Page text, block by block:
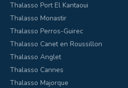
Thalasso Port El Kantaoui
Thalasso Monastir
Thalasso Perros-Guirec
Thalasso Canet en Roussillon
Thalasso Anglet
Thalasso Cannes
Thalasso Majorque